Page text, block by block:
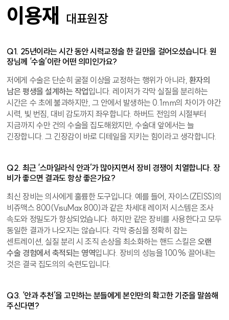
이용재 대표원장
Q1. 25년이라는 시간 동안 시력교정술 한 길만을 걸어오셨습니다. 원
장님께 ‘수술’이란 어떤 의미인가요?
저에게 수술은 단순히 굴절 이상을 교정하는 행위가 아니라, 환자의
남은 평생을 설계하는 작업입니다. 레이저가 각막 실질을 분리하는
시간은 수 초에 불과하지만, 그 안에서 발생하는 0.1mm의 차이가 야간
시력, 빛 번짐, 대비 감도까지 좌우합니다. 하버드 전임의 시절부터
지금까지 수만 건의 수술을 집도해왔지만, 수술대 앞에서는 늘
긴장합니다. 그 긴장감이 바로 디테일을 지키는 힘이라고 생각합니다.
Q2. 최근 ‘스마일라식 안과’가 많아지면서 장비 경쟁이 치열합니다. 장
비가 좋으면 결과도 항상 좋은가요?
최신 장비는 의사에게 훌륭한 도구입니다. 예를 들어, 자이스(ZEISS)의
비쥬맥스 800(VisuMax 800)과 같은 차세대 레이저 시스템은 조사
속도와 정밀도가 향상되었습니다. 하지만 같은 장비를 사용한다고 모두
동일한 결과가 나오지는 않습니다. 각막 중심을 정확히 잡는
센트레이션, 실질 분리 시 조직 손상을 최소화하는 핸드 스킬은 오랜
수술 경험에서 축적되는 영역입니다. 장비의 성능을 100% 끌어내는
것은 결국 집도의의 숙련도입니다.
Q3. ‘안과 추천’을 고민하는 분들에게 본인만의 확고한 기준을 말씀해
주신다면?